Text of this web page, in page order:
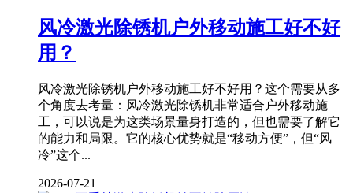
风冷激光除锈机户外移动施工好不好
用？
风冷激光除锈机户外移动施工好不好用？这个需要从多
个角度去考量：风冷激光除锈机非常适合户外移动施
工，可以说是为这类场景量身打造的，但也需要了解它
的能力和局限。它的核心优势就是“移动方便”，但“风
冷”这个...
2026-07-21